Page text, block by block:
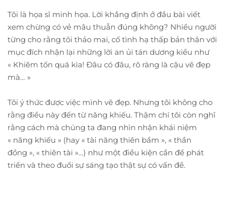
Tôi là họa sĩ minh họa. Lời khẳng định ở đầu bài viết
xem chừng có vẻ mâu thuẫn đúng không? Nhiều người
từng cho rằng tôi thảo mai, cố tình hạ thấp bản thân với
mục đích nhận lại những lời an ủi tán dương kiểu như
« Khiêm tốn quá kìa! Đâu có đâu, rõ ràng là cậu vẽ đẹp
mà… »
Tôi ý thức được việc mình vẽ đẹp. Nhưng tôi không cho
rằng điều này đến từ năng khiếu. Thậm chí tôi còn nghĩ
rằng cách mà chúng ta đang nhìn nhận khái niệm
« năng khiếu » (hay « tài năng thiên bẩm », « thần
đồng », « thiên tài »…) như một điều kiện cần để phát
triển và theo đuổi sự sáng tạo thật sự có vấn đề.